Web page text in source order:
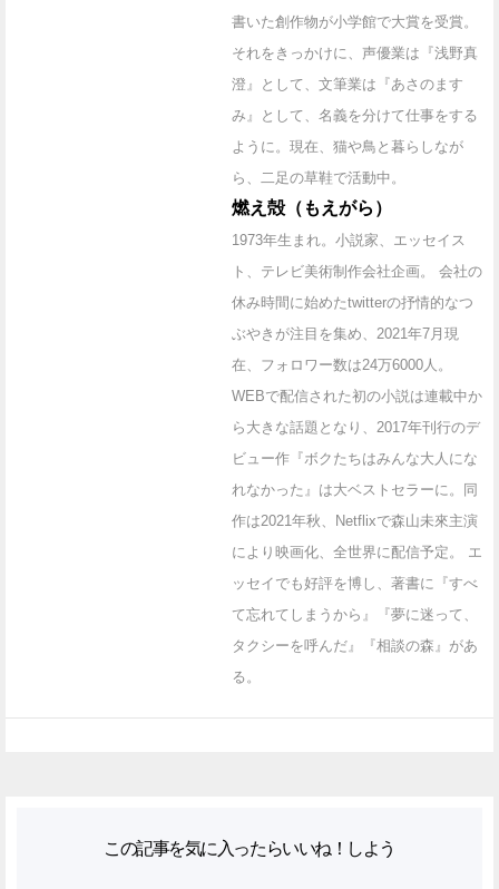
書いた創作物が小学館で大賞を受賞。
それをきっかけに、声優業は『浅野真
澄』として、文筆業は『あさのます
み』として、名義を分けて仕事をする
ように。現在、猫や鳥と暮らしなが
ら、二足の草鞋で活動中。
燃え殻（もえがら）
1973年生まれ。小説家、エッセイス
ト、テレビ美術制作会社企画。 会社の
休み時間に始めたtwitterの抒情的なつ
ぶやきが注目を集め、2021年7月現
在、フォロワー数は24万6000人。
WEBで配信された初の小説は連載中か
ら大きな話題となり、2017年刊行のデ
ビュー作『ボクたちはみんな大人にな
れなかった』は大ベストセラーに。同
作は2021年秋、Netflixで森山未來主演
により映画化、全世界に配信予定。 エ
ッセイでも好評を博し、著書に『すべ
て忘れてしまうから』『夢に迷って、
タクシーを呼んだ』『相談の森』があ
る。
この記事を気に入ったらいいね！しよう